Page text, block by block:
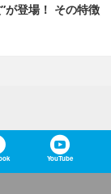
が登場！ その特徴
YouTube